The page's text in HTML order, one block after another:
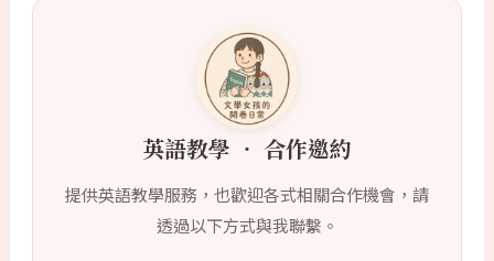
英語教學 ‧ 合作邀約
提供英語教學服務，也歡迎各式相關合作機會，請
透過以下方式與我聯繫。